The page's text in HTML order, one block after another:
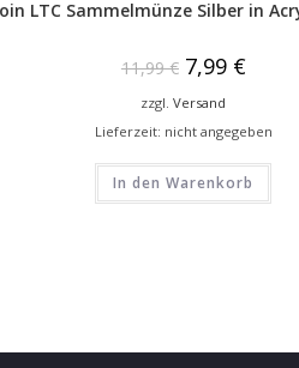
LTC Sammelmünze Silber in
11,99€ 7,99 €
zzgl.Versand
Lieferzeit: nicht angegeben
In den Warenkorb